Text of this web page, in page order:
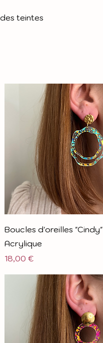
teintes
Boucles d'oreilles "Cindy"
Acrylique
Prix
18,00 €